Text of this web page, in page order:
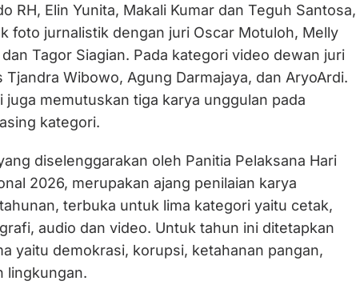
RH, Elin Yunita, Makali Kumar dan Teguh Santosa,
foto jurnalistik dengan juri Oscar Motuloh, Melly
dan Tagor Siagian. Pada kategori video dewan juri
Tjandra Wibowo, Agung Darmajaya, dan AryoArdi.
juga memutuskan tiga karya unggulan pada
kategori.
diselenggarakan oleh Panitia Pelaksana Hari
2026, merupakan ajang penilaian karya
terbuka untuk lima kategori yaitu cetak,
audio dan video. Untuk tahun ini ditetapkan
yaitu demokrasi, korupsi, ketahanan pangan,
lingkungan.